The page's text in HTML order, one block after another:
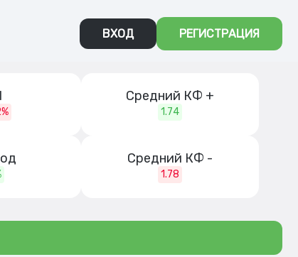
ВХОД РЕГИСТРАЦИЯ
Средний КФ +
1.74
Средний КФ -
1.78